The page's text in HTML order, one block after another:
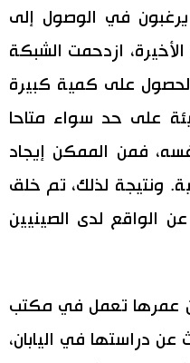
يرغبون في الوصول إلى
ازدحمت الشبكة
الحصول على كمية كبيرة
على حد سواء متاحا
فمن الممكن إيجاد
ونتيجة لذلك، تم خلق
الواقع لدى الصينيين
من عمرها تعمل في مكتب
دراستها في اليابان،